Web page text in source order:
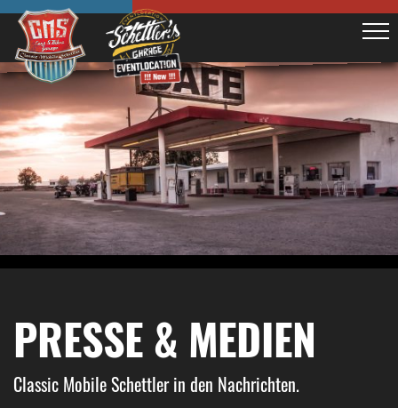
PRESSE & MEDIEN
Classic Mobile Schettler in den Nachrichten.